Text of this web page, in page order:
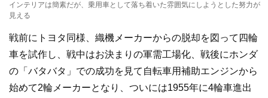
インテリアは簡素だが、乗用車として落ち着いた雰囲気にしようとした努力が
見える
戦前にトヨタ同様、織機メーカーからの脱却を図って四輪
車を試作し、戦中はお決まりの軍需工場化、戦後にホンダ
の「バタバタ」での成功を見て自転車用補助エンジンから
始めて2輪メーカーとなり、ついには1955年に4輪車進出